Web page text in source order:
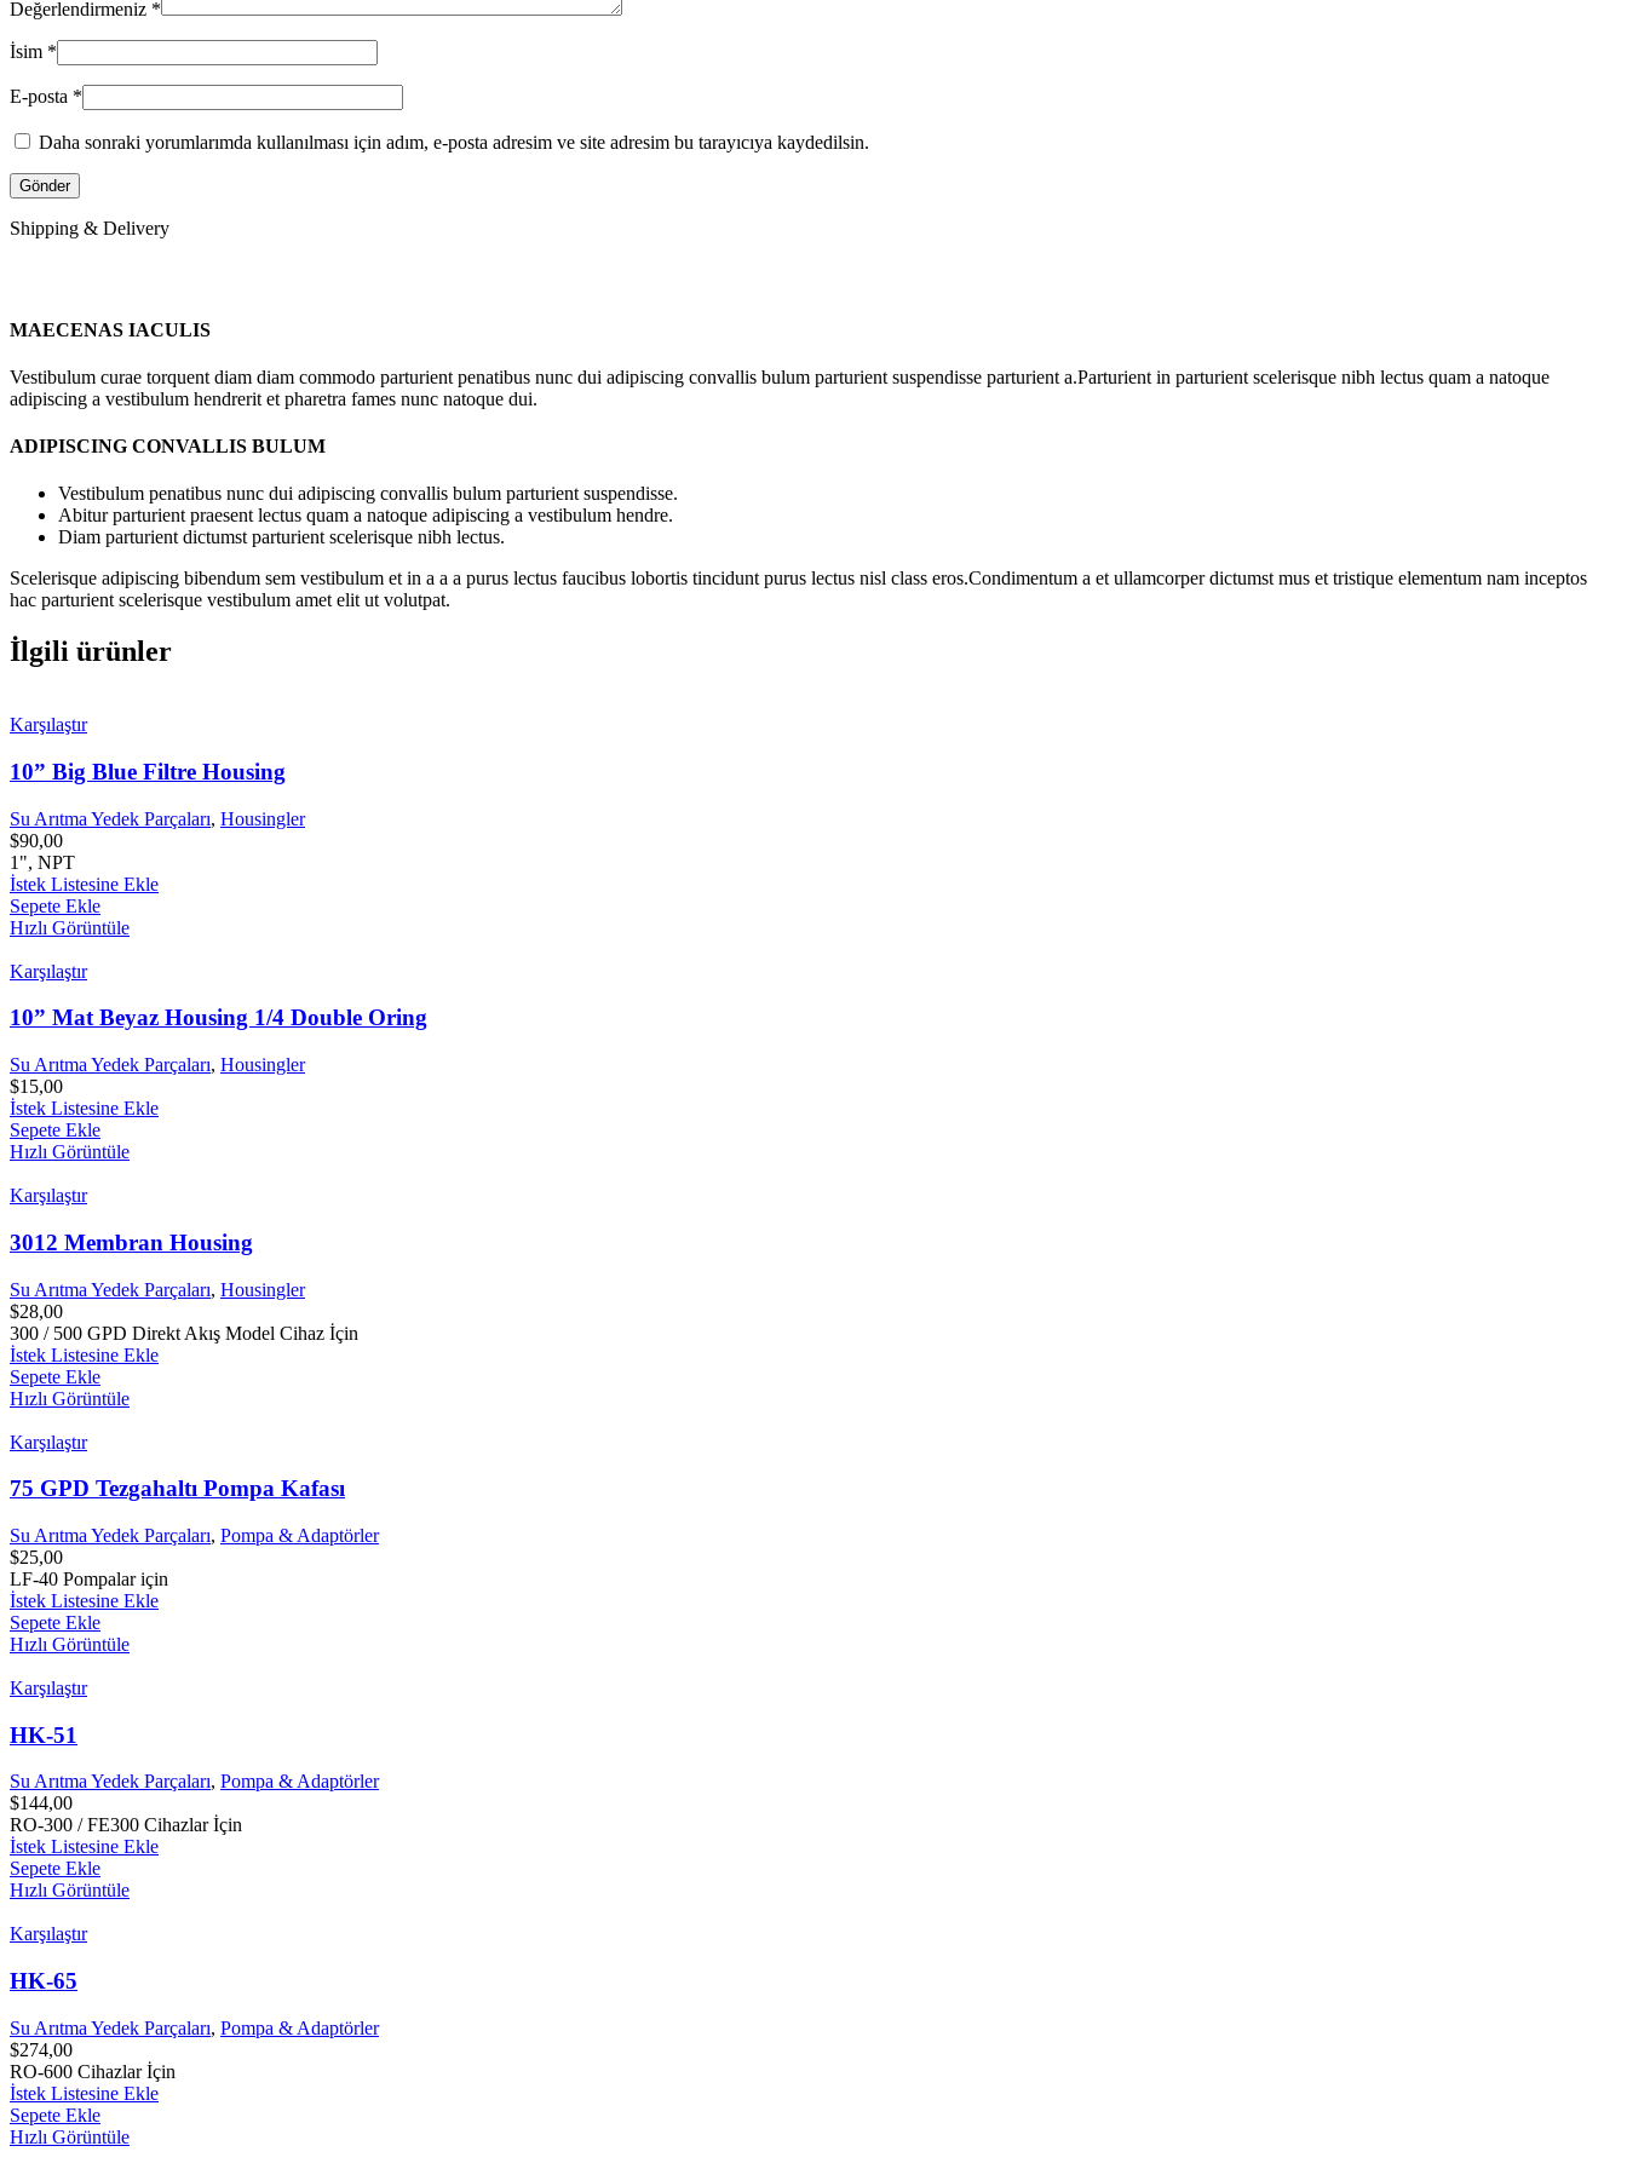
Değerlendirmeniz *
İsim *
E-posta *
Daha sonraki yorumlarımda kullanılması için adım, e-posta adresim ve site adresim bu tarayıcıya kaydedilsin.
Shipping & Delivery
MAECENAS IACULIS
Vestibulum curae torquent diam diam commodo parturient penatibus nunc dui adipiscing convallis bulum parturient suspendisse parturient a.Parturient in parturient scelerisque nibh lectus quam a natoque
adipiscing a vestibulum hendrerit et pharetra fames nunc natoque dui.
ADIPISCING CONVALLIS BULUM
Vestibulum penatibus nunc dui adipiscing convallis bulum parturient suspendisse.
Abitur parturient praesent lectus quam a natoque adipiscing a vestibulum hendre.
Diam parturient dictumst parturient scelerisque nibh lectus.
Scelerisque adipiscing bibendum sem vestibulum et in a a a purus lectus faucibus lobortis tincidunt purus lectus nisl class eros.Condimentum a et ullamcorper dictumst mus et tristique elementum nam inceptos
hac parturient scelerisque vestibulum amet elit ut volutpat.
İlgili ürünler
Karşılaştır
10” Big Blue Filtre Housing
Su Arıtma Yedek Parçaları, Housingler
$90,00
1", NPT
İstek Listesine Ekle
Sepete Ekle
Hızlı Görüntüle
Karşılaştır
10” Mat Beyaz Housing 1/4 Double Oring
Su Arıtma Yedek Parçaları, Housingler
$15,00
İstek Listesine Ekle
Sepete Ekle
Hızlı Görüntüle
Karşılaştır
3012 Membran Housing
Su Arıtma Yedek Parçaları, Housingler
$28,00
300 / 500 GPD Direkt Akış Model Cihaz İçin
İstek Listesine Ekle
Sepete Ekle
Hızlı Görüntüle
Karşılaştır
75 GPD Tezgahaltı Pompa Kafası
Su Arıtma Yedek Parçaları, Pompa & Adaptörler
$25,00
LF-40 Pompalar için
İstek Listesine Ekle
Sepete Ekle
Hızlı Görüntüle
Karşılaştır
HK-51
Su Arıtma Yedek Parçaları, Pompa & Adaptörler
$144,00
RO-300 / FE300 Cihazlar İçin
İstek Listesine Ekle
Sepete Ekle
Hızlı Görüntüle
Karşılaştır
HK-65
Su Arıtma Yedek Parçaları, Pompa & Adaptörler
$274,00
RO-600 Cihazlar İçin
İstek Listesine Ekle
Sepete Ekle
Hızlı Görüntüle